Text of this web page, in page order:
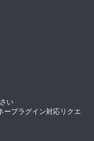
い
ープラグイン対応リクエ